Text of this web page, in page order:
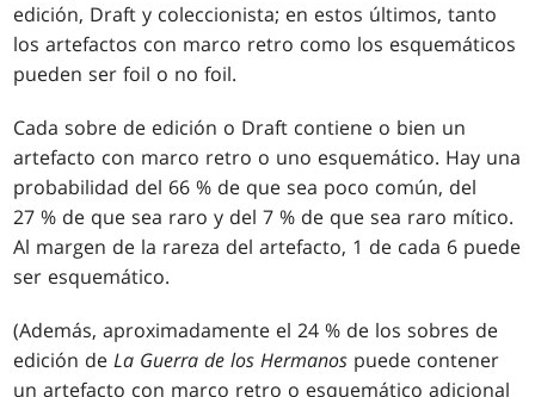
edición, Draft y coleccionista; en estos últimos, tanto
los artefactos con marco retro como los esquemáticos
pueden ser foil o no foil.
Cada sobre de edición o Draft contiene o bien un
artefacto con marco retro o uno esquemático. Hay una
probabilidad del 66 % de que sea poco común, del
27 % de que sea raro y del 7 % de que sea raro mítico.
Al margen de la rareza del artefacto, 1 de cada 6 puede
ser esquemático.
(Además, aproximadamente el 24 % de los sobres de
edición deLa Guerra de los Hermanos puede contener
un artefacto con marco retro o esquemático adicional